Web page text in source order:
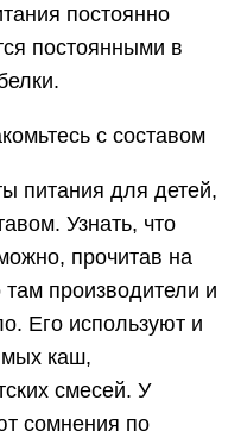
постоянно
постоянными в
с составом
питания для детей,
Узнать, что
прочитав на
производители и
Его используют и
каш,
смесей. У
сомнения по